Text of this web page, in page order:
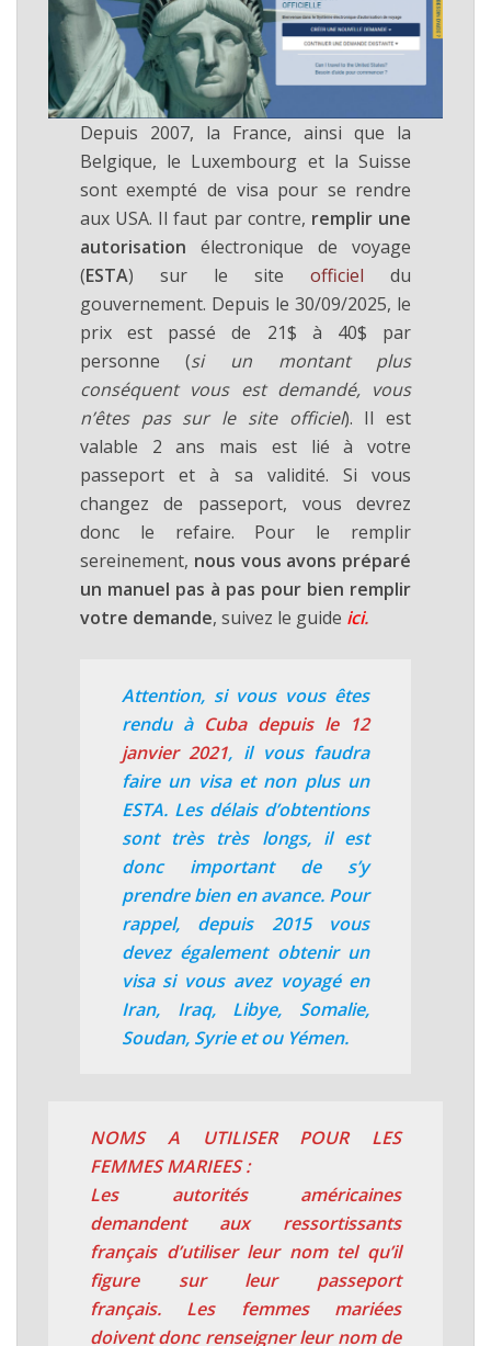
Depuis 2007, la France, ainsi que la
Belgique, le Luxembourg et la Suisse
sont exempté de visa pour se rendre
aux USA. Il faut par contre, remplir une
autorisation électronique de voyage
(ESTA) sur le siteofficiel du
gouvernement. Depuis le 30/09/2025, le
prix est passé de 21$ à 40$ par
personne (si un montant plus
conséquent vous est demandé, vous
n’êtes pas sur le site officiel). Il est
valable 2 ans mais est lié à votre
passeport et à sa validité. Si vous
changez de passeport, vous devrez
donc le refaire. Pour le remplir
sereinement, nous vous avons préparé
un manuel pas à pas pour bien remplir
votre demande, suivez le guide ici.
Attention, si vous vous êtes
rendu à Cuba depuis le 12
janvier 2021, il vous faudra
faire un visa et non plus un
ESTA. Les délais d’obtentions
sont très très longs, il est
donc important de s’y
prendre bien en avance. Pour
rappel, depuis 2015 vous
devez également obtenir un
visa si vous avez voyagé en
Iran, Iraq, Libye, Somalie,
Soudan, Syrieet ou Yémen.
NOMS A UTILISER POUR LES
FEMMES MARIEES :
Les autorités américaines
demandent aux ressortissants
français d’utiliser leur nom tel qu’il
figure sur leur passeport
français. Les femmes mariées
doivent donc renseigner leur nom de